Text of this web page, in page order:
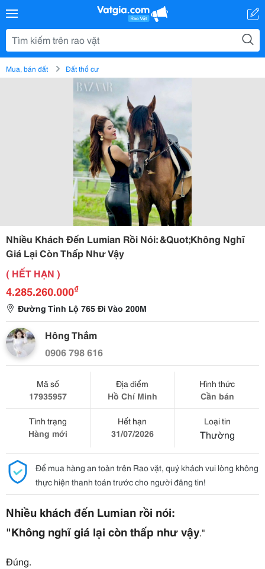
Mua, bán đất Đất thổ cư
Nhiều Khách Đến Lumian Rồi Nói: &Quot;Không Nghĩ
Giá Lại Còn Thấp Như Vậy
( HẾT HẠN )
4.285.260.000₫
Đường Tỉnh Lộ 765 Đi Vào 200M
Hông Thắm
0906 798 616
Mã số
17935957
Địa điểm
Hồ Chí Minh
Hình thức
Cần bán
Tình trạng
Hàng mới
Hết hạn
31/07/2026
Loại tin
Thường
Để mua hàng an toàn trên Rao vặt, quý khách vui lòng không
thực hiện thanh toán trước cho người đăng tin!
Nhiều khách đến Lumian rồi nói:
"Không nghĩ giá lại còn thấp như vậy."
Đúng.